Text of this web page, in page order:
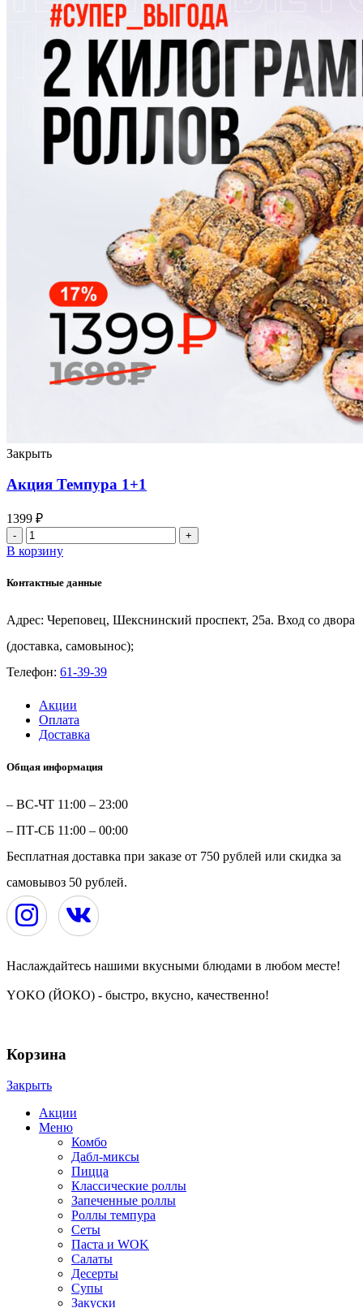
Закрыть
Акция Темпура 1+1
1399 ₽
Количество
товара
Акция
В корзину
Контактные данные
Адрес: Череповец, Шекснинский проспект, 25а. Вход со двора
(доставка, самовынос);
Телефон: 61-39-39
Акции
Оплата
Доставка
Общая информация
– ВС-ЧТ 11:00 – 23:00
– ПТ-СБ 11:00 – 00:00
Бесплатная доставка при заказе от 750 рублей или скидка за
самовывоз 50 рублей.
Наслаждайтесь нашими вкусными блюдами в любом месте!
YOKO (ЙОКО) - быстро, вкусно, качественно!
Корзина
Закрыть
Акции
Меню
Комбо
Дабл-миксы
Пицца
Классические роллы
Запеченные роллы
Роллы темпура
Сеты
Паста и WOK
Салаты
Десерты
Супы
Закуски